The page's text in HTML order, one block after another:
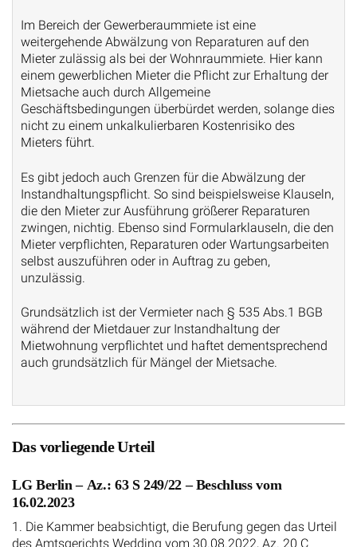
Im Bereich der Gewerberaummiete ist eine
weitergehende Abwälzung von Reparaturen auf den
Mieter zulässig als bei der Wohnraummiete. Hier kann
einem gewerblichen Mieter die Pflicht zur Erhaltung der
Mietsache auch durch Allgemeine
Geschäftsbedingungen überbürdet werden, solange dies
nicht zu einem unkalkulierbaren Kostenrisiko des
Mieters führt.
Es gibt jedoch auch Grenzen für die Abwälzung der
Instandhaltungspflicht. So sind beispielsweise Klauseln,
die den Mieter zur Ausführung größerer Reparaturen
zwingen, nichtig. Ebenso sind Formularklauseln, die den
Mieter verpflichten, Reparaturen oder Wartungsarbeiten
selbst auszuführen oder in Auftrag zu geben,
unzulässig.
Grundsätzlich ist der Vermieter nach § 535 Abs.1 BGB
während der Mietdauer zur Instandhaltung der
Mietwohnung verpflichtet und haftet dementsprechend
auch grundsätzlich für Mängel der Mietsache.
Das vorliegende Urteil
LG Berlin – Az.: 63 S 249/22 – Beschluss vom
16.02.2023
1. Die Kammer beabsichtigt, die Berufung gegen das Urteil
des Amtsgerichts Wedding vom 30.08.2022, Az. 20 C